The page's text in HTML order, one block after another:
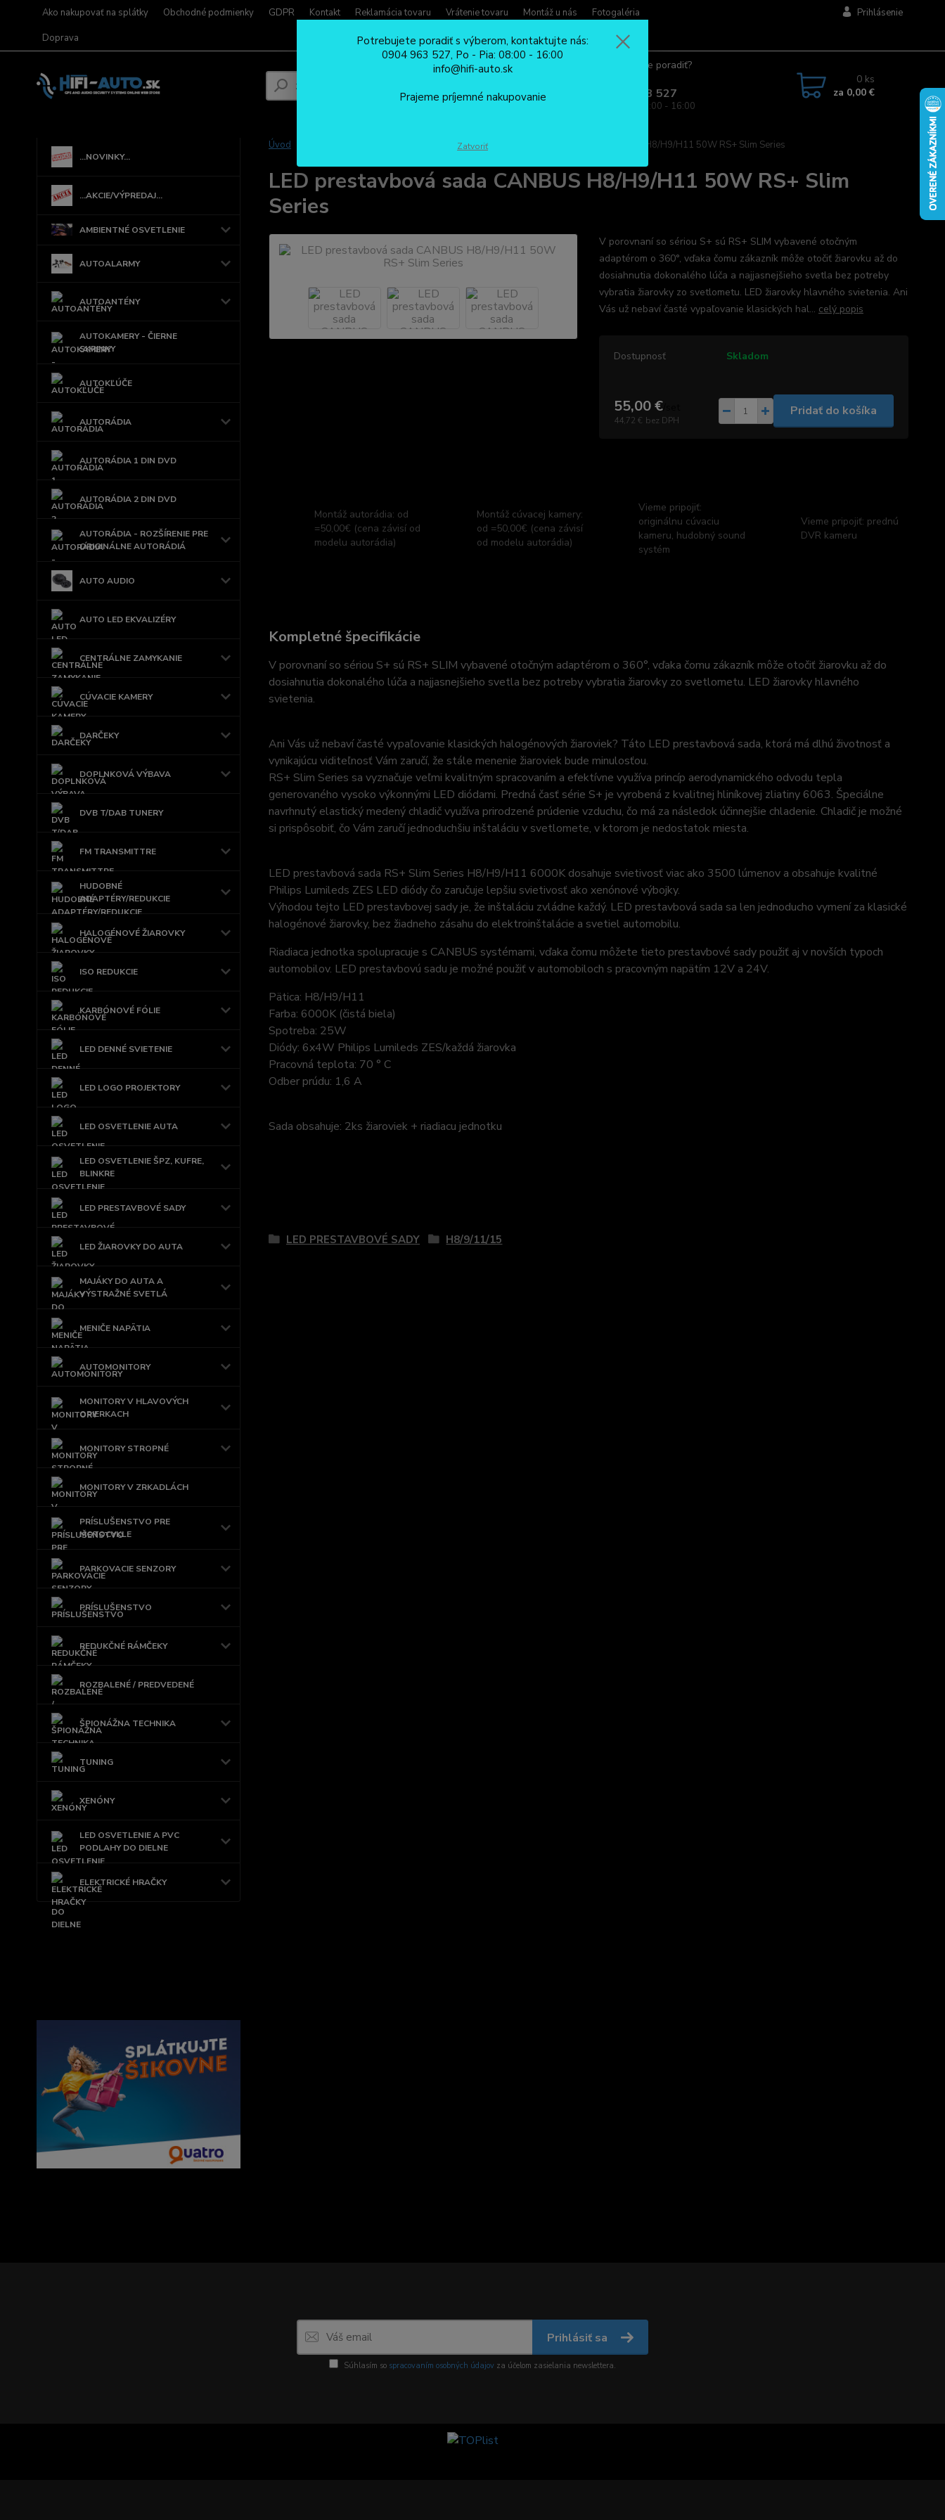
Ako nakupovať na splátky Obchodné podmienky GDPR Kontakt Reklamácia tovaru Vrátenie tovaru Montáž u nás
Fotogaléria
Doprava
Prihlásenie
Potrebujete poradiť?
0904 963 527
Po - Pia: 08:00 - 16:00
0 ks
za 0,00 €
...NOVINKY...
...AKCIE/VÝPREDAJ...
AMBIENTNÉ OSVETLENIE
AUTOALARMY
AUTOANTÉNY
AUTOKAMERY - ČIERNE
SKRINKY
AUTOKĽÚČE
AUTORÁDIA
AUTORÁDIA 1 DIN DVD
AUTORÁDIA 2 DIN DVD
AUTORÁDIA - ROZŠÍRENIE PRE
ORIGINÁLNE AUTORÁDIÁ
AUTO AUDIO
AUTO LED EKVALIZÉRY
CENTRÁLNE ZAMYKANIE
CÚVACIE KAMERY
DARČEKY
DOPLNKOVÁ VÝBAVA
DVB T/DAB TUNERY
FM TRANSMITTRE
HUDOBNÉ
ADAPTÉRY/REDUKCIE
HALOGÉNOVÉ ŽIAROVKY
ISO REDUKCIE
KARBÓNOVÉ FÓLIE
LED DENNÉ SVIETENIE
LED LOGO PROJEKTORY
LED OSVETLENIE AUTA
LED OSVETLENIE ŠPZ, KUFRE,
BLINKRE
LED PRESTAVBOVÉ SADY
LED ŽIAROVKY DO AUTA
MAJÁKY DO AUTA A
VÝSTRAŽNÉ SVETLÁ
MENIČE NAPÄTIA
AUTOMONITORY
MONITORY V HLAVOVÝCH
OPIERKACH
MONITORY STROPNÉ
MONITORY V ZRKADLÁCH
PRÍSLUŠENSTVO PRE
MOTOCYKLE
PARKOVACIE SENZORY
PRÍSLUŠENSTVO
REDUKČNÉ RÁMČEKY
ROZBALENÉ / PREDVEDENÉ
ŠPIONÁŽNA TECHNIKA
TUNING
XENÓNY
LED OSVETLENIE A PVC
PODLAHY DO DIELNE
ELEKTRICKÉ HRAČKY
Úvod H8/9/11/15 LED prestavbová sada CANBUS H8/H9/H11 50W RS+ Slim Series
LED prestavbová sada CANBUS H8/H9/H11 50W RS+ Slim
Series
V porovnaní so sériou S+ sú RS+ SLIM vybavené otočným
adaptérom o 360°, vďaka čomu zákazník môže otočiť žiarovku až do
dosiahnutia dokonalého lúča a najjasnejšieho svetla bez potreby
vybratia žiarovky zo svetlometu. LED žiarovky hlavného svietenia. Ani
Vás už nebaví časté vypaľovanie klasických hal... celý popis
Dostupnosť Skladom
55,00 €/
44,72 € bez DPH
Pridať do košíka
Montáž autorádia: od
=50,00€ (cena závisí od
modelu autorádia)
Montáž cúvacej kamery:
od =50,00€ (cena závisí
od modelu autorádia)
Vieme pripojiť:
originálnu cúvaciu
kameru, hudobný sound
systém
Vieme pripojiť: prednú
DVR kameru
Kompletné špecifikácie
V porovnaní so sériou S+ sú RS+ SLIM vybavené otočným adaptérom o 360°, vďaka čomu zákazník môže otočiť žiarovku až do
dosiahnutia dokonalého lúča a najjasnejšieho svetla bez potreby vybratia žiarovky zo svetlometu. LED žiarovky hlavného
svietenia.
Ani Vás už nebaví časté vypaľovanie klasických halogénových žiaroviek? Táto LED prestavbová sada, ktorá má dlhú životnosť a
vynikajúcu viditeľnosť Vám zaručí, že stále menenie žiaroviek bude minulosťou.
RS+ Slim Series sa vyznačuje veľmi kvalitným spracovaním a efektívne využíva princíp aerodynamického odvodu tepla
generovaného vysoko výkonnými LED diódami. Predná časť série S+ je vyrobená z kvalitnej hliníkovej zliatiny 6063. Špeciálne
navrhnutý elastický medený chladič využíva prirodzené prúdenie vzduchu, čo má za následok účinnejšie chladenie. Chladič je možné
si prispôsobiť, čo Vám zaručí jednoduchšiu inštaláciu v svetlomete, v ktorom je nedostatok miesta.
LED prestavbová sada RS+ Slim Series H8/H9/H11 6000K dosahuje svietivosť viac ako 3500 lúmenov a obsahuje kvalitné
Philips Lumileds ZES LED diódy čo zaručuje lepšiu svietivosť ako xenónové výbojky.
Výhodou tejto LED prestavbovej sady je, že inštaláciu zvládne každý. LED prestavbová sada sa len jednoducho vymení za klasické
halogénové žiarovky, bez žiadneho zásahu do elektroinštalácie a svetiel automobilu.
Riadiaca jednotka spolupracuje s CANBUS systémami, vďaka čomu môžete tieto prestavbové sady použiť aj v novších typoch
automobilov. LED prestavbovú sadu je možné použiť v automobiloch s pracovným napätím 12V a 24V.
Pätica: H8/H9/H11
Farba: 6000K (čistá biela)
Spotreba: 25W
Diódy: 6x4W Philips Lumileds ZES/každá žiarovka
Pracovná teplota: 70 ° C
Odber prúdu: 1,6 A
Sada obsahuje: 2ks žiaroviek + riadiacu jednotku
LED PRESTAVBOVÉ SADY H8/9/11/15
Prihlásiť sa
Súhlasím so spracovaním osobných údajov za účelom zasielania newslettera.
Potrebujete poradiť s výberom, kontaktujte nás:
0904 963 527, Po - Pia: 08:00 - 16:00
info@hifi-auto.sk
Prajeme príjemné nakupovanie
Zatvoriť